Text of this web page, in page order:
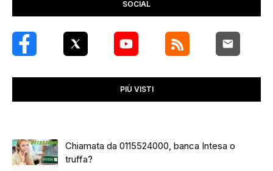
SOCIAL
PIÙ VISTI
Chiamata da 0115524000, banca Intesa o
truffa?